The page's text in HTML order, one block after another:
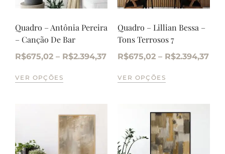
Quadro – Antônia Pereira
– Canção De Bar
R$675,02 – R$2.394,37
VER OPÇÕES
Quadro – Lillian Bessa –
Tons Terrosos 7
R$675,02 – R$2.394,37
VER OPÇÕES